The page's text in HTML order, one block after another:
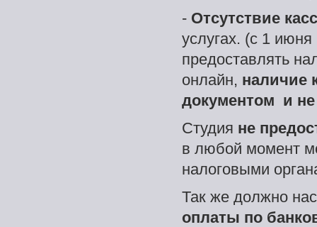
- Отсутствие
услугах. (с 1
предоставлять
онлайн, наличие
документом и не
Студия не
в любой момент
налоговыми
Так же должно
оплаты по